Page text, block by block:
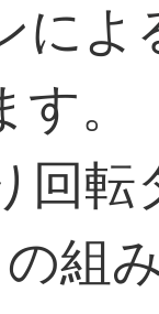
によ
。
回転
組